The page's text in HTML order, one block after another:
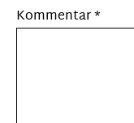
Kommentar*